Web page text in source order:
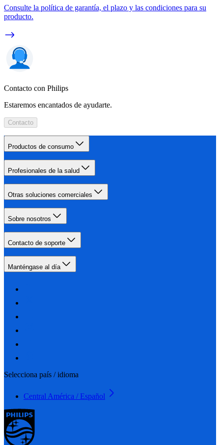
Consulte la política de garantía, el plazo y las condiciones para su
producto.
Contacto con Philips
Estaremos encantados de ayudarte.
Contacto
Productos de consumo
Profesionales de la salud
Otras soluciones comerciales
Sobre nosotros
Contacto de soporte
Manténgase al día
Selecciona país / idioma
Central América / Español